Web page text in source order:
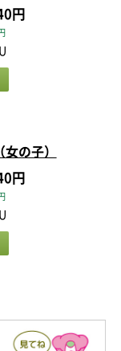
円
の子）
円